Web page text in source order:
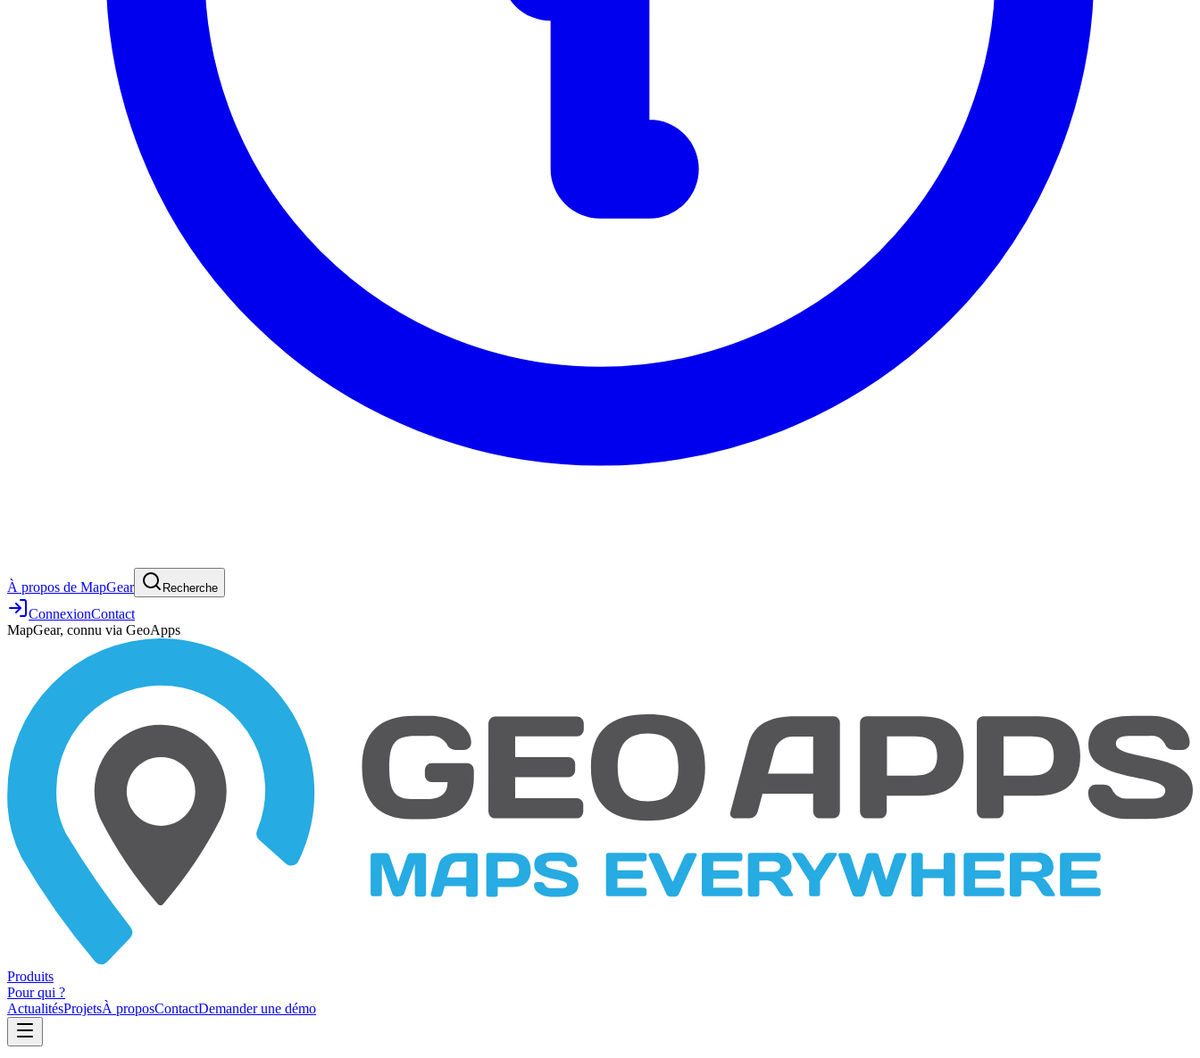
À propos de MapGear Recherche
ConnexionContact
MapGear, connu via GeoApps
Produits
Pour qui ?
ActualitésProjetsÀ proposContactDemander une démo